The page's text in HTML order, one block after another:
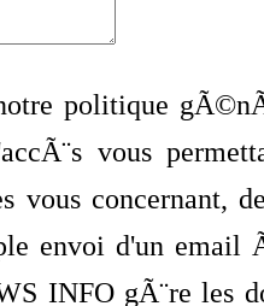
politique
vous
vous concernant,
envoi d'un
INFO gÃ¨re les